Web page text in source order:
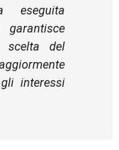
eseguita
garantisce
scelta del
interessi